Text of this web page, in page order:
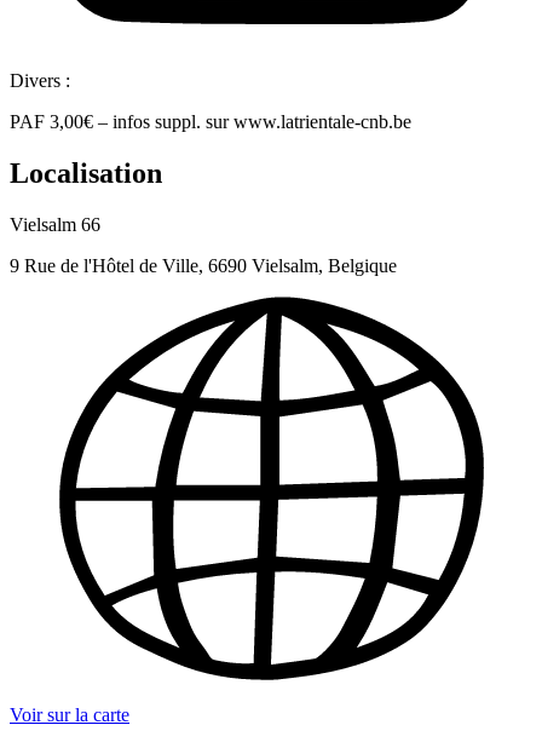
Divers :
PAF 3,00€ – infos suppl. sur www.latrientale-cnb.be
Localisation
Vielsalm 66
9 Rue de l'Hôtel de Ville, 6690 Vielsalm, Belgique
Voir sur la carte